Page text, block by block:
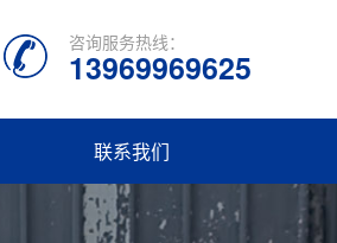
咨询服务热线：
13969969625
联系我们